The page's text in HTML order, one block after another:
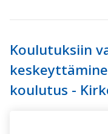
Koulutuksiin
koulutus -